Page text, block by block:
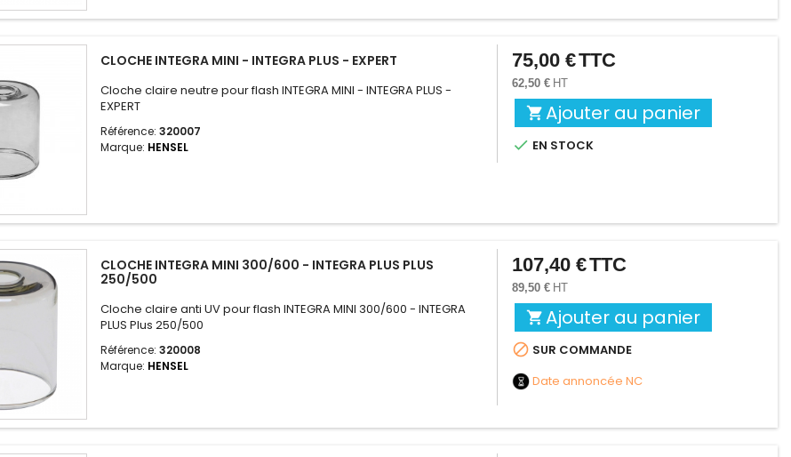
CLOCHE INTEGRA MINI - INTEGRA PLUS - EXPERT
Cloche claire neutre pour flash INTEGRA MINI - INTEGRA PLUS -
EXPERT
Référence: 320007
Marque: HENSEL
Prix
75,00 €TTC
62,50 € HT
 Ajouter au panier
 EN STOCK
CLOCHE INTEGRA MINI 300/600 - INTEGRA PLUS PLUS
250/500
Cloche claire anti UV pour flash INTEGRA MINI 300/600 - INTEGRA
PLUS Plus 250/500
Référence: 320008
Marque: HENSEL
Prix
107,40 €TTC
89,50 € HT
 Ajouter au panier
 SUR COMMANDE
Date annoncée NC